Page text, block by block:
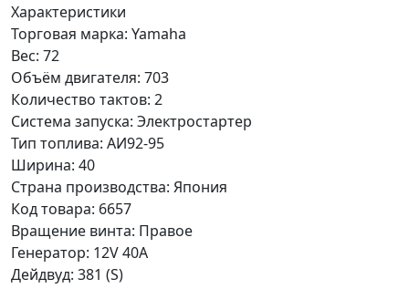
Характеристики
Торговая марка: Yamaha
Вес: 72
Объём двигателя: 703
Количество тактов: 2
Система запуска: Электростартер
Тип топлива: АИ92-95
Ширина: 40
Страна производства: Япония
Код товара: 6657
Вращение винта: Правое
Генератор: 12V 40A
Дейдвуд: 381 (S)